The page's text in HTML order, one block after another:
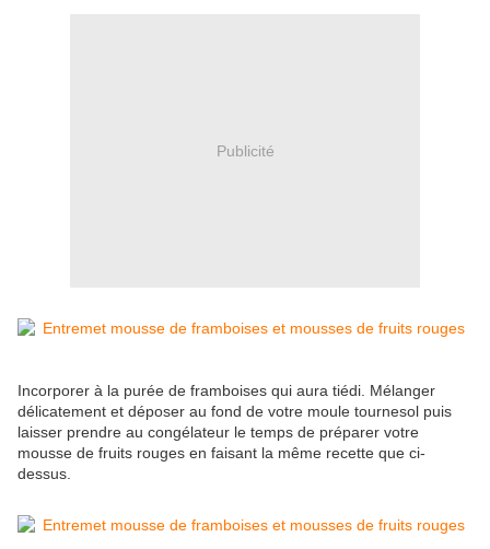
Publicité
Incorporer à la purée de framboises qui aura tiédi. Mélanger
délicatement et déposer au fond de votre moule tournesol puis
laisser prendre au congélateur le temps de préparer votre
mousse de fruits rouges en faisant la même recette que ci-
dessus.